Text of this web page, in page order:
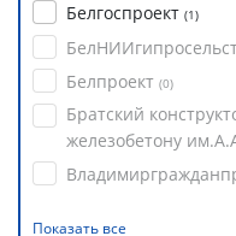
Белгоспроект (1)
Белпроект (0)
Братский
железобетону
Показать все